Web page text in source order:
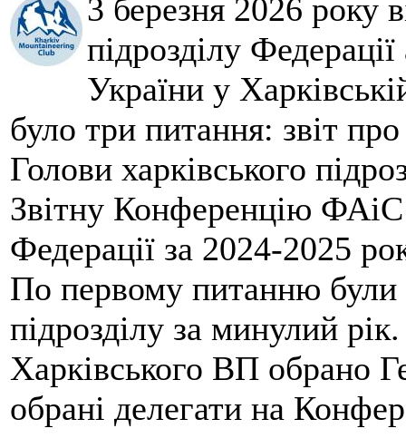
3 березня 2026 року
підрозділу
України у
було три питання: звіт
Голови харківського
Звітну Конференцію
Федерації за 2024-2025
По первому питанню були
підрозділу за минулий
Харківського ВП обрано
обрані делегати на